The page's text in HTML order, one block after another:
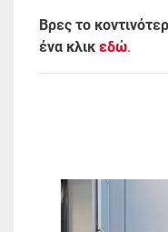
Βρες το
ένα κλικ εδώ.